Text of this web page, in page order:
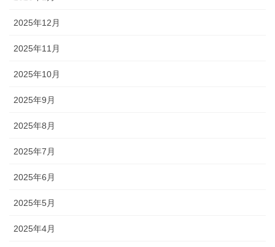
2025年12月
2025年11月
2025年10月
2025年9月
2025年8月
2025年7月
2025年6月
2025年5月
2025年4月